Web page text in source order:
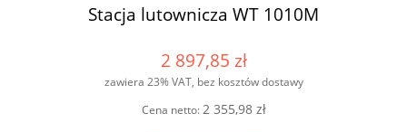
Stacja lutownicza WT 1010M
2 897,85 zł
zawiera 23% VAT, bez kosztów dostawy
Cena netto: 2 355,98 zł